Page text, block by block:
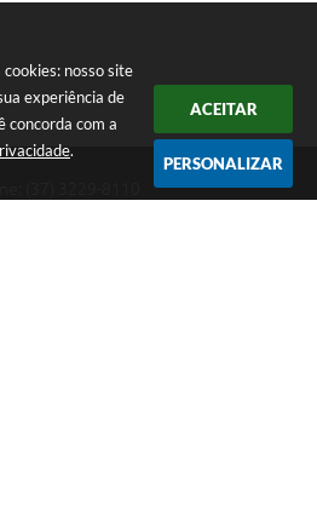
nosso site
experiência de
concorda com a
.
ACEITAR
PERSONALIZAR